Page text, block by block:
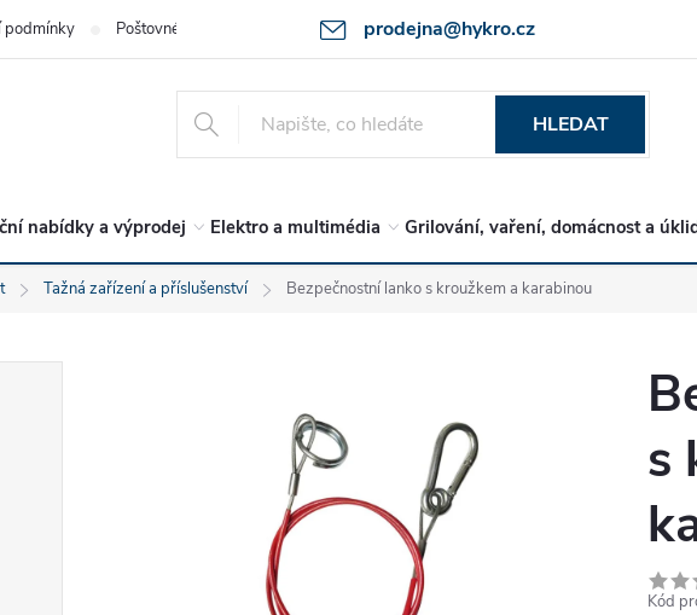
prodejna@hykro.cz
podmínky Poštovné Ochrana osob. údajů - GDPR Postup při reklamaci -jak zboží
HLEDAT
nabídky a výprodej Elektro a multimédia Grilování, vaření, domácnost a
Tažná zařízení a příslušenství Bezpečnostní lanko s kroužkem a karabinou
s
Kód